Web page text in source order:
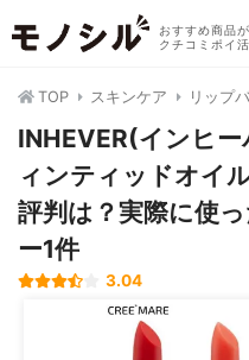
おすすめ商品
クチコミポイ
TOP スキンケア リップ
INHEVER(インヒ
ィンティッドオイ
評判は？実際に使
ー1件
3.04